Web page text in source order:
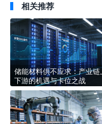
相关推荐
储能材料供不应求：产业链
下游的机遇与卡位之战